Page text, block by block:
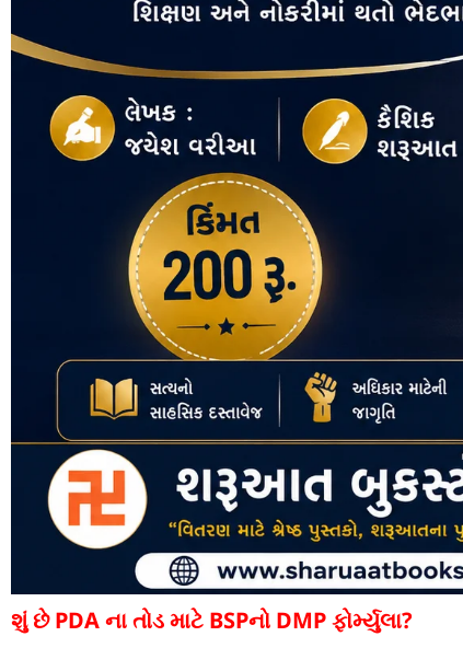
શું છે PDA ના તોડ માટે BSPનો DMP ફોર્મ્યુલા?